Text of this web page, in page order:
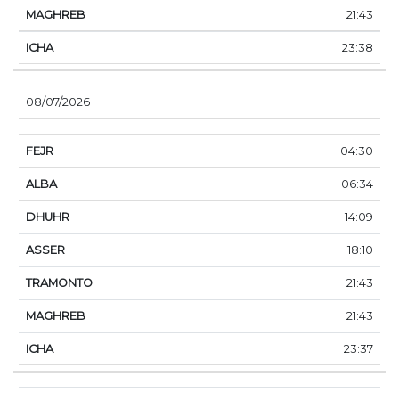
21:43
23:38
08/07/2026
04:30
06:34
14:09
18:10
21:43
21:43
23:37